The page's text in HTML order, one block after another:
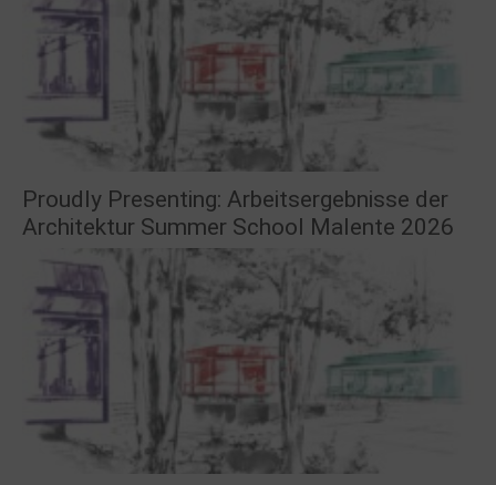
Proudly Presenting: Arbeitsergebnisse der
Architektur Summer School Malente 2026